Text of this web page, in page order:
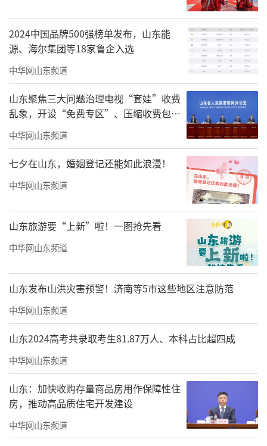
2024中国品牌500强榜单发布，山东能
源、海尔集团等18家鲁企入选
中华网山东频道
山东聚焦三大问题治理电视“套娃”收费
乱象，开设“免费专区”、压缩收费包比
例70%以上
中华网山东频道
七夕在山东，婚姻登记还能如此浪漫！
中华网山东频道
山东旅游要“上新”啦！一图抢先看
中华网山东频道
山东发布山洪灾害预警！济南等5市这些地区注意防范
中华网山东频道
山东2024高考共录取考生81.87万人、本科占比超四成
中华网山东频道
山东：加快收购存量商品房用作保障性住
房，推动高品质住宅开发建设
中华网山东频道